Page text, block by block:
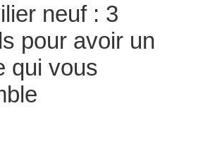
neuf : 3
pour avoir un
qui vous